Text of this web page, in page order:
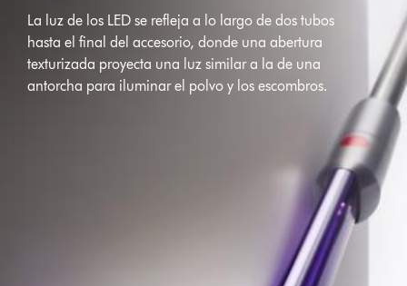
La luz de los LED se refleja a lo largo de dos tubos
hasta el final del accesorio, donde una abertura
texturizada proyecta una luz similar a la de una
antorcha para iluminar el polvo y los escombros.